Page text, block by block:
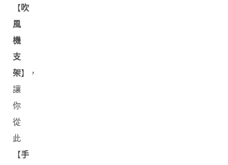
【吹
風
機
支
架】，
讓
你
從
此
【手